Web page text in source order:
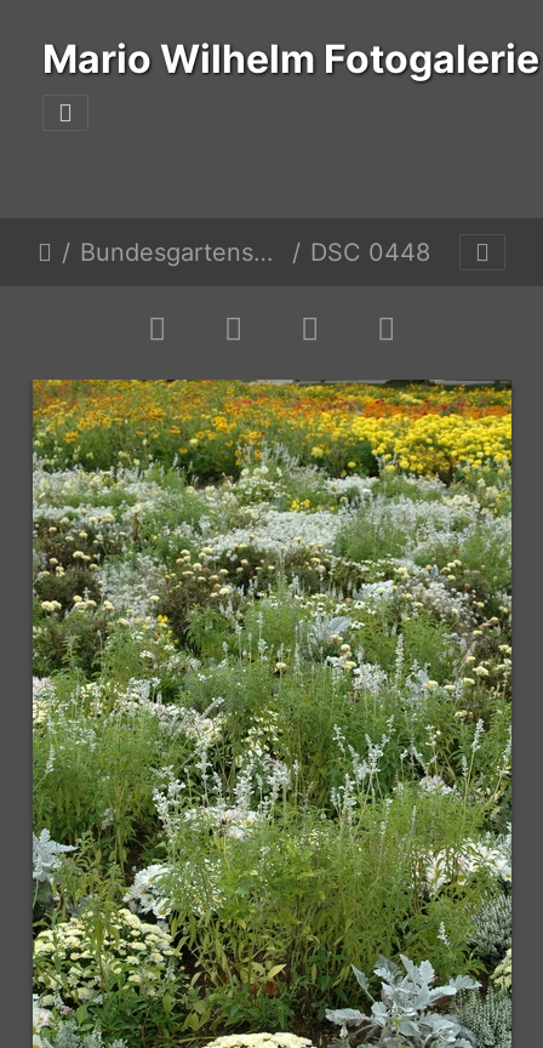
Mario Wilhelm Fotogalerie
Bundesgartenschau DSC 0448